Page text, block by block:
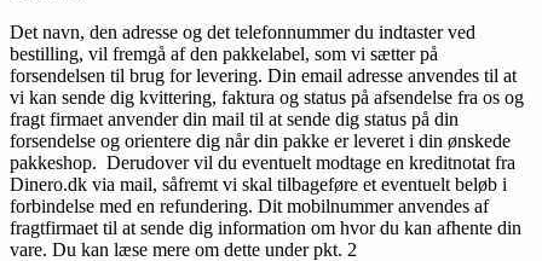
Det navn, den adresse og det telefonnummer du indtaster ved
bestilling, vil fremgå af den pakkelabel, som vi sætter på
forsendelsen til brug for levering. Din email adresse anvendes til at
vi kan sende dig kvittering, faktura og status på afsendelse fra os og
fragt firmaet anvender din mail til at sende dig status på din
forsendelse og orientere dig når din pakke er leveret i din ønskede
pakkeshop. Derudover vil du eventuelt modtage en kreditnotat fra
Dinero.dk via mail, såfremt vi skal tilbageføre et eventuelt beløb i
forbindelse med en refundering. Dit mobilnummer anvendes af
fragtfirmaet til at sende dig information om hvor du kan afhente din
vare. Du kan læse mere om dette under pkt. 2